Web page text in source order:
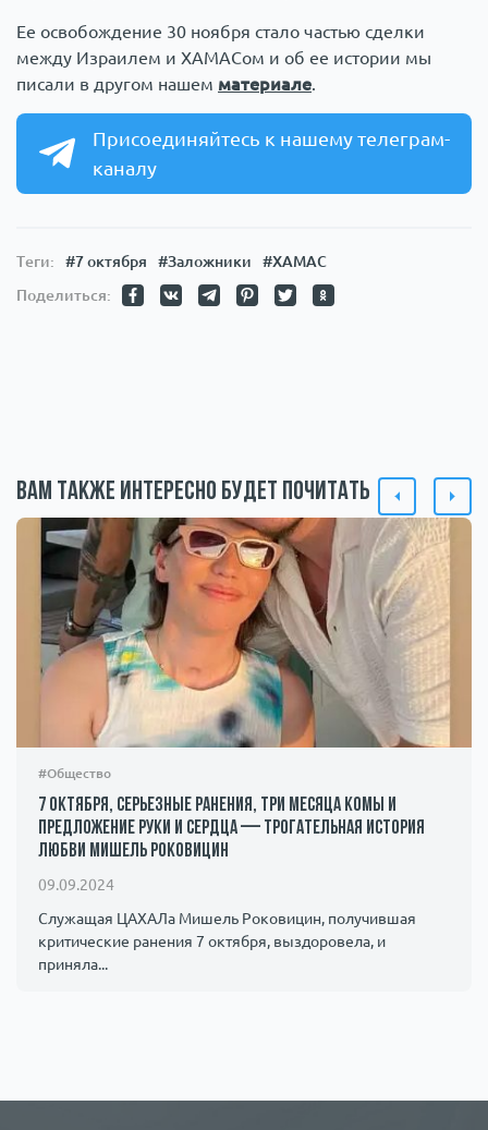
Ее освобождение 30 ноября стало частью сделки
между Израилем и ХАМАСом и об ее истории мы
писали в другом нашем материале.
Присоединяйтесь к нашему телеграм-
каналу
Теги: #7 октября #Заложники
#ХАМАС
Поделиться:
Вам также интересно будет почитать
#Общество
7 октября, серьезные ранения, три месяца комы и
предложение руки и сердца — трогательная история
любви Мишель Роковицин
09.09.2024
Служащая ЦАХАЛа Мишель Роковицин, получившая
критические ранения 7 октября, выздоровела, и
приняла...